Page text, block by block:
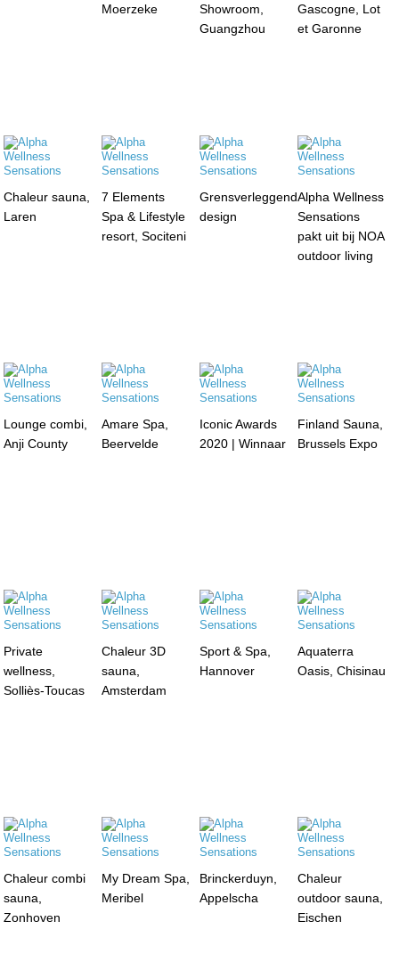
Moerzeke
Showroom,
Guangzhou
Gascogne, Lot
et Garonne
Chaleur sauna,
Laren
7 Elements
Spa & Lifestyle
resort, Sociteni
Grensverleggend
design
Alpha Wellness
Sensations
pakt uit bij NOA
outdoor living
Lounge combi,
Anji County
Amare Spa,
Beervelde
Iconic Awards
2020 | Winnaar
Finland Sauna,
Brussels Expo
Private
wellness,
Solliès-Toucas
Chaleur 3D
sauna,
Amsterdam
Sport & Spa,
Hannover
Aquaterra
Oasis, Chisinau
Chaleur combi
sauna,
Zonhoven
My Dream Spa,
Meribel
Brinckerduyn,
Appelscha
Chaleur
outdoor sauna,
Eischen